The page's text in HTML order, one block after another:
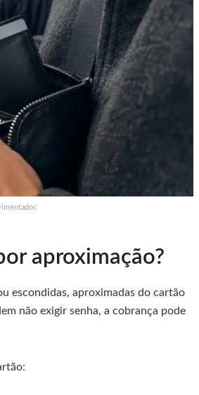
aproximação?
escondidas, aproximadas do cartão
não exigir senha, a cobrança pode